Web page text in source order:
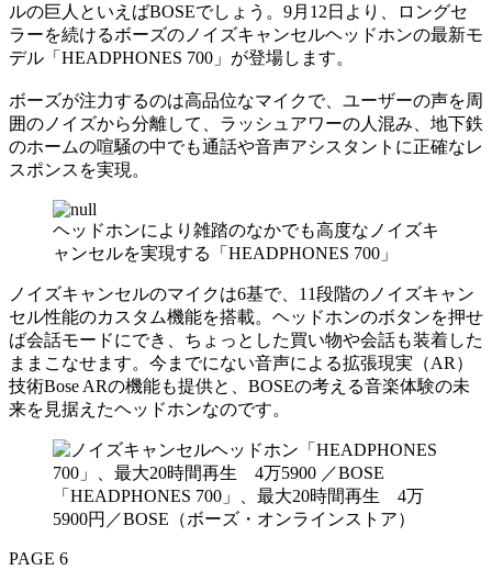
ルの巨人といえばBOSEでしょう。9月12日より、ロングセ
ラーを続けるボーズのノイズキャンセルヘッドホンの最新モ
デル「HEADPHONES 700」が登場します。
ボーズが注力するのは高品位なマイクで、ユーザーの声を周
囲のノイズから分離して、ラッシュアワーの人混み、地下鉄
のホームの喧騒の中でも通話や音声アシスタントに正確なレ
スポンスを実現。
ヘッドホンにより雑踏のなかでも高度なノイズキ
ャンセルを実現する「HEADPHONES 700」
ノイズキャンセルのマイクは6基で、11段階のノイズキャン
セル性能のカスタム機能を搭載。ヘッドホンのボタンを押せ
ば会話モードにでき、ちょっとした買い物や会話も装着した
ままこなせます。今までにない音声による拡張現実（AR）
技術Bose ARの機能も提供と、BOSEの考える音楽体験の未
来を見据えたヘッドホンなのです。
「HEADPHONES 700」、最大20時間再生 4万
5900円／BOSE（ボーズ・オンラインストア）
PAGE 6